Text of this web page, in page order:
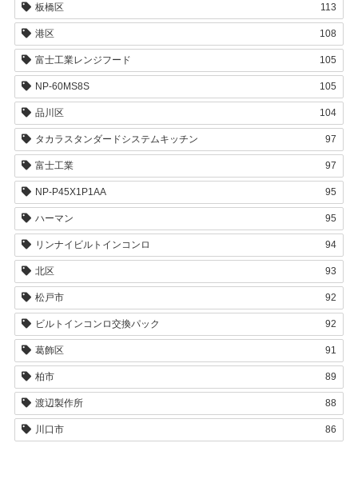
板橋区 113
港区 108
富士工業レンジフード 105
NP-60MS8S 105
品川区 104
タカラスタンダードシステムキッチン 97
富士工業 97
NP-P45X1P1AA 95
ハーマン 95
リンナイビルトインコンロ 94
北区 93
松戸市 92
ビルトインコンロ交換パック 92
葛飾区 91
柏市 89
渡辺製作所 88
川口市 86